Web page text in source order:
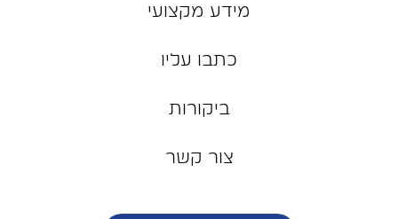
מידע מקצועי
כתבו עליו
ביקורות
צור קשר